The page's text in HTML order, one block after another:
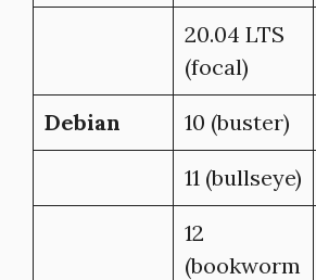
20.04 LTS
(focal)
Debian 10 (buster)
11 (bullseye)
12
(bookworm